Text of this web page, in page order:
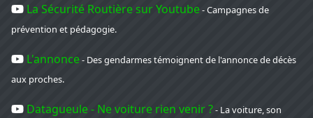
La Sécurité Routière sur Youtube- Campagnes de
prévention et pédagogie.
L'annonce- Des gendarmes témoignent de l'annonce de décès
aux proches.
Datagueule - Ne voiture rien venir ?- La voiture, son